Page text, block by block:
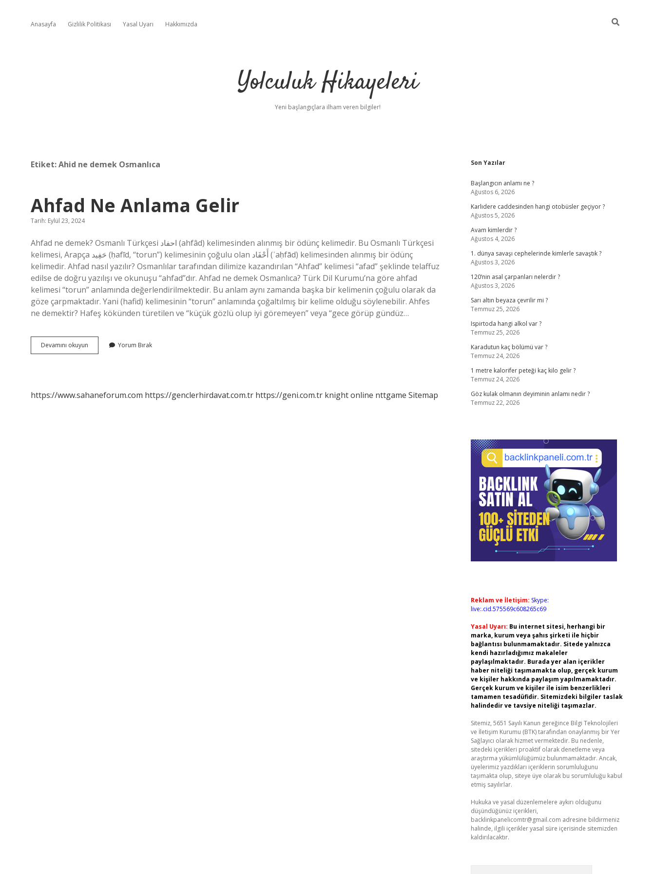
Anasayfa Gizlilik Politikası Yasal Uyarı Hakkımızda
Yolculuk Hikayeleri
Yeni başlangıçlara ilham veren bilgiler!
Etiket:Ahid ne demek Osmanlıca
Ahfad Ne Anlama Gelir
Tarih: Eylül 23, 2024
Ahfad ne demek? Osmanlı Türkçesi احفاد (ahfâd) kelimesinden alınmış bir ödünç kelimedir. Bu Osmanlı Türkçesi
kelimesi, Arapça حَفِيد‎ (ḥafīd, “torun”) kelimesinin çoğulu olan أَحْفَاد‎ (ʾaḥfād) kelimesinden alınmış bir ödünç
kelimedir. Ahfad nasıl yazılır? Osmanlılar tarafından dilimize kazandırılan “Ahfad” kelimesi “afad” şeklinde telaffuz
edilse de doğru yazılışı ve okunuşu “ahfad”dır. Ahfad ne demek Osmanlıca? Türk Dil Kurumu’na göre ahfad
kelimesi “torun” anlamında değerlendirilmektedir. Bu anlam aynı zamanda başka bir kelimenin çoğulu olarak da
göze çarpmaktadır. Yani (hafid) kelimesinin “torun” anlamında çoğaltılmış bir kelime olduğu söylenebilir. Ahfes
ne demektir? Hafeş kökünden türetilen ve “küçük gözlü olup iyi göremeyen” veya “gece görüp gündüz…
Devamını okuyun
Ne
Yorum Bırak
https://www.sahaneforum.com https://genclerhirdavat.com.tr https://geni.com.tr knight online nttgame Sitemap
Sidebar
Son Yazılar
Başlangıcın anlamı ne ?
Ağustos 6, 2026
Karlıdere caddesinden hangi otobüsler geçiyor ?
Ağustos 5, 2026
Avam kimlerdir ?
Ağustos 4, 2026
1. dünya savaşı cephelerinde kimlerle savaştık ?
Ağustos 3, 2026
120’nin asal çarpanları nelerdir ?
Ağustos 3, 2026
Sarı altın beyaza çevrilir mi ?
Temmuz 25, 2026
Ispirtoda hangi alkol var ?
Temmuz 25, 2026
Karadutun kaç bölümü var ?
Temmuz 24, 2026
1 metre kalorifer peteği kaç kilo gelir ?
Temmuz 24, 2026
Göz kulak olmanın deyiminin anlamı nedir ?
Temmuz 22, 2026
Reklam ve İletişim: Skype:
live:.cid.575569c608265c69
Yasal Uyarı: Bu internet sitesi, herhangi bir
marka, kurum veya şahıs şirketi ile hiçbir
bağlantısı bulunmamaktadır. Sitede yalnızca
kendi hazırladığımız makaleler
paylaşılmaktadır. Burada yer alan içerikler
haber niteliği taşımamakta olup, gerçek kurum
ve kişiler hakkında paylaşım yapılmamaktadır.
Gerçek kurum ve kişiler ile isim benzerlikleri
tamamen tesadüfidir. Sitemizdeki bilgiler taslak
halindedir ve tavsiye niteliği taşımazlar.
Sitemiz, 5651 Sayılı Kanun gereğince Bilgi Teknolojileri
ve İletişim Kurumu (BTK) tarafından onaylanmış bir Yer
Sağlayıcı olarak hizmet vermektedir. Bu nedenle,
sitedeki içerikleri proaktif olarak denetleme veya
araştırma yükümlülüğümüz bulunmamaktadır. Ancak,
üyelerimiz yazdıkları içeriklerin sorumluluğunu
taşımakta olup, siteye üye olarak bu sorumluluğu kabul
etmiş sayılırlar.
Hukuka ve yasal düzenlemelere aykırı olduğunu
düşündüğünüz içerikleri,
backlinkpanelicomtr@gmail.com adresine bildirmeniz
halinde, ilgili içerikler yasal süre içerisinde sitemizden
kaldırılacaktır.
betexper giriş